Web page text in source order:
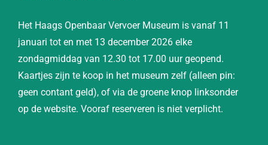
Het Haags Openbaar Vervoer Museum is vanaf 11
januari tot en met 13 december 2026 elke
zondagmiddag van 12.30 tot 17.00 uur geopend.
Kaartjes zijn te koop in het museum zelf (alleen pin:
geen contant geld), of via de groene knop linksonder
op de website. Vooraf reserveren is niet verplicht.